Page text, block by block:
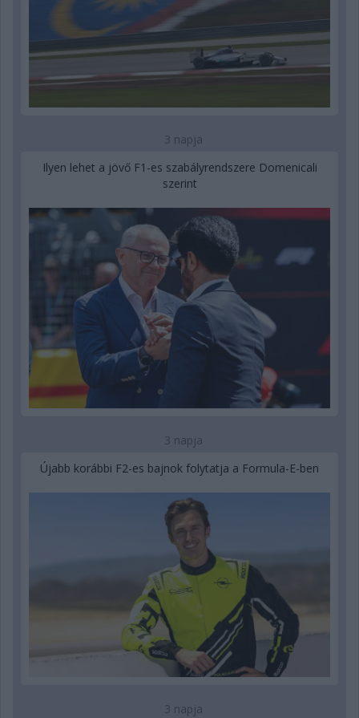
3 napja
Ilyen lehet a jövő F1-es szabályrendszere Domenicali
szerint
3 napja
Újabb korábbi F2-es bajnok folytatja a Formula-E-ben
3 napja